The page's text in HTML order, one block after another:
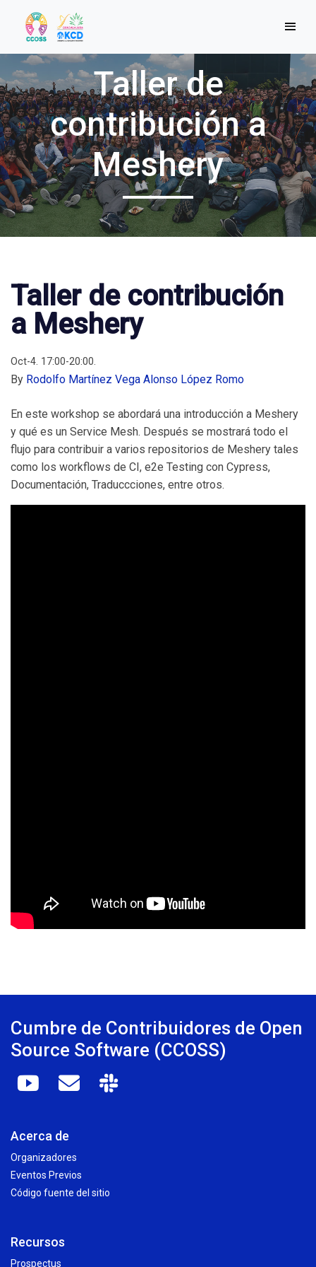
Taller de
contribución a
Meshery
Taller de contribución
a Meshery
Oct-4. 17:00-20:00.
By Rodolfo Martínez Vega Alonso López Romo
En este workshop se abordará una introducción a Meshery
y qué es un Service Mesh. Después se mostrará todo el
flujo para contribuir a varios repositorios de Meshery tales
como los workflows de CI, e2e Testing con Cypress,
Documentación, Traduccciones, entre otros.
Cumbre de Contribuidores de Open
Source Software (CCOSS)
Acerca de
Organizadores
Eventos Previos
Código fuente del sitio
Recursos
Prospectus